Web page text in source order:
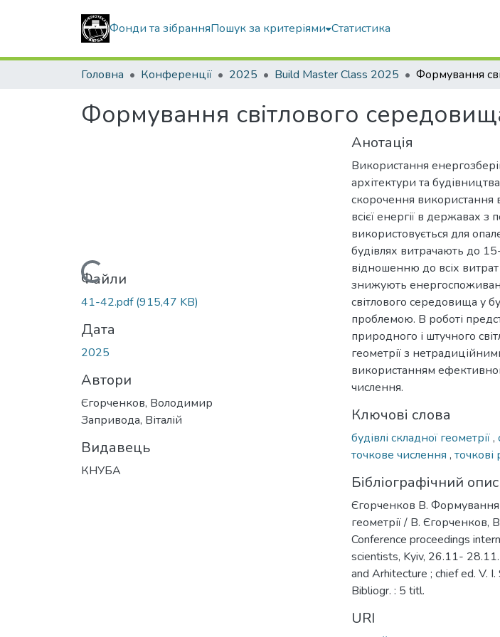
Фонди та зібранняПошук за критеріями Статистика
Головна Конференції 2025 Build Master Class 2025
Формування світлового
Вантажиться...
Файли
41-42.pdf(915,47 KB)
Дата
2025
Автори
Єгорченков, Володимир
Запривода, Віталій
Видавець
КНУБА
Анотація
Використання
архітектури та
скорочення використання
всієї енергії в державах з
використовується для
будівлях витрачають до
відношенню до всіх
знижують
світлового середовища у
проблемою. В роботі
природного і штучного
геометрії з
використанням
числення.
Ключові слова
будівлі складної геометрії,
точкове числення , точкові
Бібліографічний опис
Єгорченков В. Формування
геометрії / В.
Conference proceedings
scientists, Kyiv, 26.11-
and Arhitecture ; chief ed. V.
Bibliogr. : 5 titl.
URI